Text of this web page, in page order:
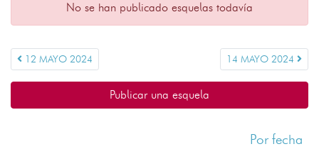
No se han publicado esquelas todavía
12 MAYO 2024 14 MAYO 2024
Publicar una esquela
Por fecha